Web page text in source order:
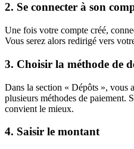
2. Se connecter à son
Une fois votre compte créé,
Vous serez alors redirigé vers
3. Choisir la méthode de
Dans la section « Dépôts », vous
plusieurs méthodes de paiement.
convient le mieux.
4. Saisir le montant